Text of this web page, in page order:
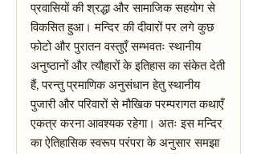
प्रवासियों की श्रद्धा और सामाजिक सहयोग से
विकसित हुआ। मन्दिर की दीवारों पर लगे कुछ
फोटो और पुरातन वस्तुएँ सम्भवतः स्थानीय
अनुष्ठानों और त्यौहारों के इतिहास का संकेत देती
हैं, परन्तु प्रमाणिक अनुसंधान हेतु स्थानीय
पुजारी और परिवारों से मौखिक परम्परागत कथाएँ
एकत्र करना आवश्यक रहेगा। अतः इस मन्दिर
का ऐतिहासिक स्वरूप परंपरा के अनुसार समझा